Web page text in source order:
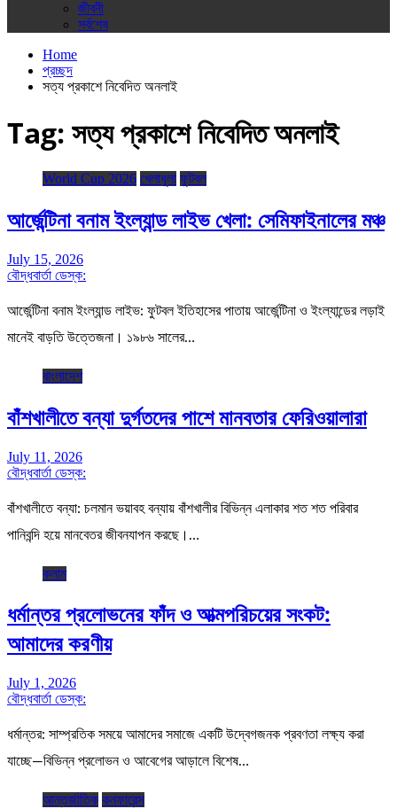
জীবনী
সর্বশেষ
Home
প্রচ্ছদ
সত্য প্রকাশে নিবেদিত অনলাই
Tag: সত্য প্রকাশে নিবেদিত অনলাই
World Cup 2026 খেলাধুলা ফুটবল
আর্জেন্টিনা বনাম ইংল্যান্ড লাইভ খেলা: সেমিফাইনালের মঞ্চ
July 15, 2026
বৌদ্ধবার্তা ডেস্ক:
আর্জেন্টিনা বনাম ইংল্যান্ড লাইভ: ফুটবল ইতিহাসের পাতায় আর্জেন্টিনা ও ইংল্যান্ডের লড়াই
মানেই বাড়তি উত্তেজনা। ১৯৮৬ সালের…
বাংলাদেশ
বাঁশখালীতে বন্যা দুর্গতদের পাশে মানবতার ফেরিওয়ালারা
July 11, 2026
বৌদ্ধবার্তা ডেস্ক:
বাঁশখালীতে বন্যা: চলমান ভয়াবহ বন্যায় বাঁশখালীর বিভিন্ন এলাকার শত শত পরিবার
পানিবন্দি হয়ে মানবেতর জীবনযাপন করছে।…
কলাম
ধর্মান্তর প্রলোভনের ফাঁদ ও আত্মপরিচয়ের সংকট:
আমাদের করণীয়
July 1, 2026
বৌদ্ধবার্তা ডেস্ক:
ধর্মান্তর: সাম্প্রতিক সময়ে আমাদের সমাজে একটি উদ্বেগজনক প্রবণতা লক্ষ্য করা
যাচ্ছে—বিভিন্ন প্রলোভন ও আবেগের আড়ালে বিশেষ…
আন্তর্জাতিক কনফারেন্স